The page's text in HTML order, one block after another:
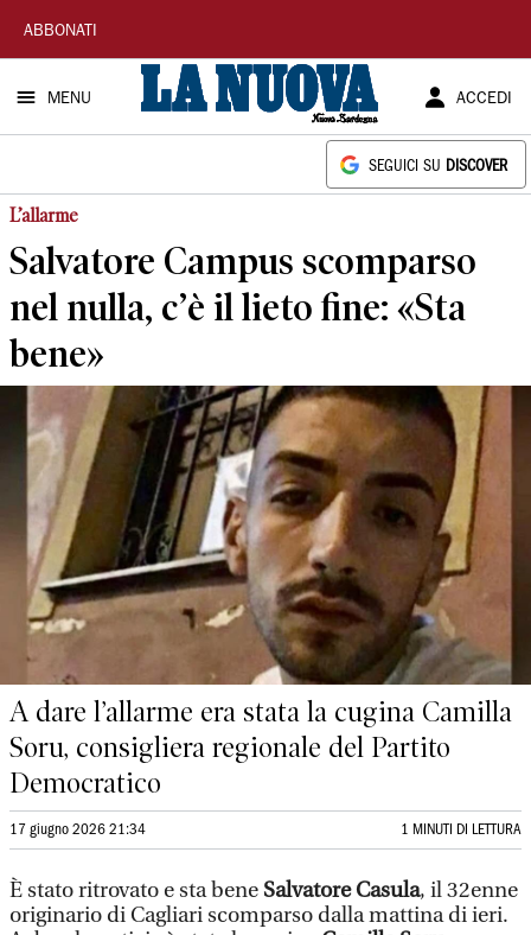
La
Nuova
Sardegna
ABBONATI
MENU ACCEDI
SEGUICI SU DISCOVER
L’allarme
Salvatore Campus scomparso
nel nulla, c’è il lieto fine: «Sta
bene»
A dare l’allarme era stata la cugina Camilla
Soru, consigliera regionale del Partito
Democratico
17 giugno 2026 21:34 1 MINUTI DI LETTURA
È stato ritrovato e sta bene Salvatore Casula, il 32enne
originario di Cagliari scomparso dalla mattina di ieri.